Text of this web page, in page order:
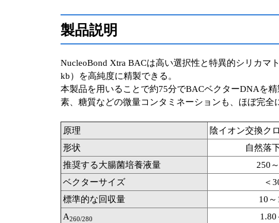
製品説明
NucleoBond Xtra BACは高い選択性と特異的シリカマ
kb）を高純度に精製できる。
本製品を用いることで約75分でBACベクターDNAを
素、糖質などの微量コンタミネーションも、ほぼ完全
原理
陰イオン交換ク
形状
自然落
推奨する大腸菌培養液量
250
ベクターサイズ
＜
標準的な回収量
10～
A260/280
1.80